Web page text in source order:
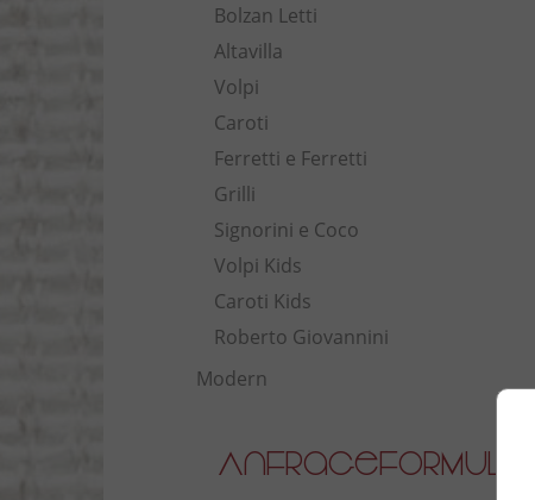
Bolzan Letti
Altavilla
Volpi
Caroti
Ferretti e Ferretti
Grilli
Signorini e Coco
Volpi Kids
Caroti Kids
Roberto Giovannini
Modern
Anfrageformular